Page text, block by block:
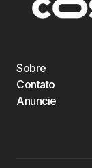
Sobre
Contato
Anuncie